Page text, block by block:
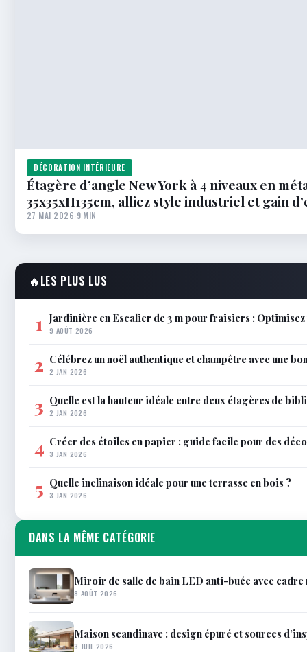
DÉCORATION INTÉRIEURE
Étagère d’angle New York à 4 niveaux en
35x35xH135cm, alliez style industriel et gain
27 MAI 2026·9 MIN
🔥LES PLUS LUS
1 Jardinière en Escalier de 3 m pour fraisiers :
9 AOÛT 2026
2 Célébrez un noël authentique et champêtre avec une
2 JAN 2026
3 Quelle est la hauteur idéale entre deux étagères de
2 JAN 2026
4 Créer des étoiles en papier : guide facile pour des
3 JAN 2026
5 Quelle inclinaison idéale pour une terrasse en bois ?
3 JAN 2026
DANS LA MÊME CATÉGORIE
Miroir de salle de bain LED anti-buée avec
8 AOÛT 2026
Maison scandinave : design épuré et sources
3 JUIL 2026